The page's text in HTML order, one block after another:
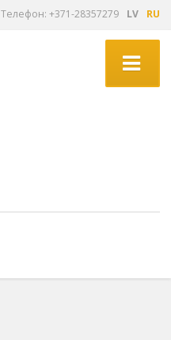
Tелефон: +371-28357279 LV RU